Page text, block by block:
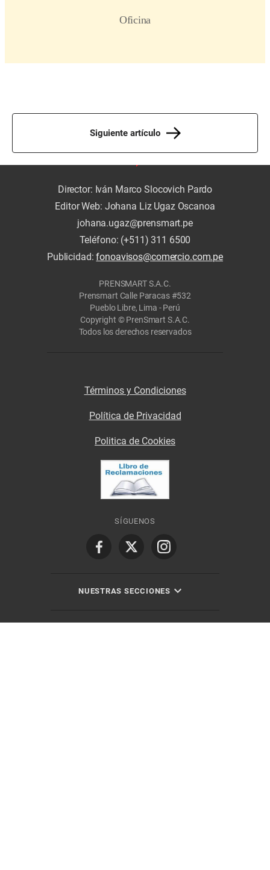
Siguiente artículo
Director: Iván Marco Slocovich Pardo
Editor Web: Johana Liz Ugaz Oscanoa
johana.ugaz@prensmart.pe
Teléfono: (+511) 311 6500
Publicidad:fonoavisos@comercio.com.pe
PRENSMART S.A.C.
Prensmart Calle Paracas #532
Pueblo Libre, Lima - Perú
Copyright © PrenSmart S.A.C.
Todos los derechos reservados
Términos y Condiciones
Política de Privacidad
Politica de Cookies
SÍGUENOS
NUESTRAS SECCIONES